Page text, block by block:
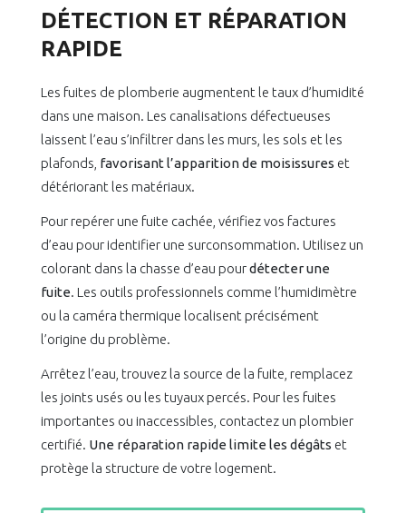
DÉTECTION ET RÉPARATION
RAPIDE
Les fuites de plomberie augmentent le taux d’humidité
dans une maison. Les canalisations défectueuses
laissent l’eau s’infiltrer dans les murs, les sols et les
plafonds, favorisant l’apparition de moisissures et
détériorant les matériaux.
Pour repérer une fuite cachée, vérifiez vos factures
d’eau pour identifier une surconsommation. Utilisez un
colorant dans la chasse d’eau pourdétecter une
fuite. Les outils professionnels comme l’humidimètre
ou la caméra thermique localisent précisément
l’origine du problème.
Arrêtez l’eau, trouvez la source de la fuite, remplacez
les joints usés ou les tuyaux percés. Pour les fuites
importantes ou inaccessibles, contactez un plombier
certifié. Une réparation rapide limite les dégâts et
protège la structure de votre logement.